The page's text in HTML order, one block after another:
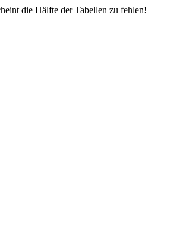
die Hälfte der Tabellen zu fehlen!